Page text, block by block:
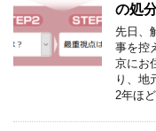
の処
先日、
事を控
京にお
り、地
2年ほ